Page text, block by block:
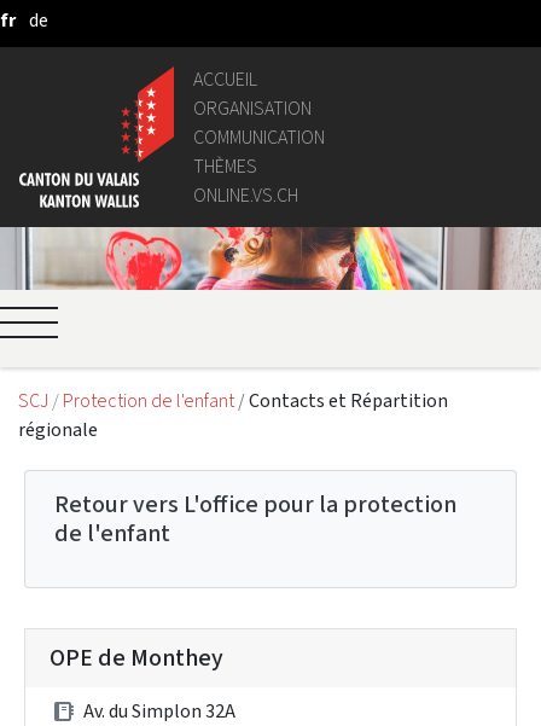
Saut au contenu principal
fr de
ACCUEIL
ORGANISATION
COMMUNICATION
THÈMES
ONLINE.VS.CH
SCJ Protection de l'enfant Contacts et Répartition
régionale
Retour vers L'office pour la protection
de l'enfant
OPE de Monthey
Av. du Simplon 32A